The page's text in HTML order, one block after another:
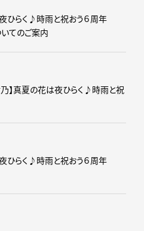
ひらく♪時雨と祝おう６周年
てのご案内
】真夏の花は夜ひらく♪時雨と祝
ひらく♪時雨と祝おう６周年